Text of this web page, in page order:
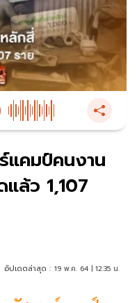
แคมป์คนงาน
ล้ว 1,107
อัปเดตล่าสุด : 19 พ.ค. 64 | 12:35 น.